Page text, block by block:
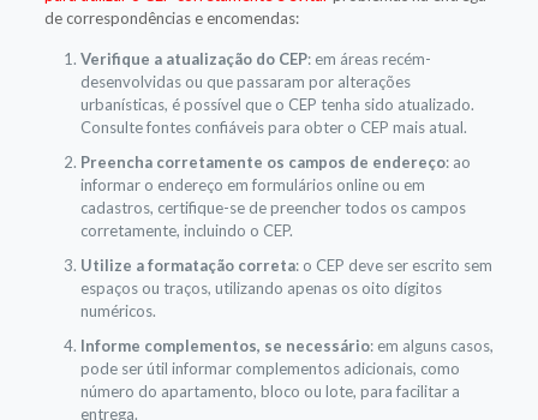
de correspondências e encomendas:
Verifique a atualização do CEP: em áreas recém-
desenvolvidas ou que passaram por alterações
urbanísticas, é possível que o CEP tenha sido atualizado.
Consulte fontes confiáveis para obter o CEP mais atual.
Preencha corretamente os campos de endereço: ao
informar o endereço em formulários online ou em
cadastros, certifique-se de preencher todos os campos
corretamente, incluindo o CEP.
Utilize a formatação correta: o CEP deve ser escrito sem
espaços ou traços, utilizando apenas os oito dígitos
numéricos.
Informe complementos, se necessário: em alguns casos,
pode ser útil informar complementos adicionais, como
número do apartamento, bloco ou lote, para facilitar a
entrega.